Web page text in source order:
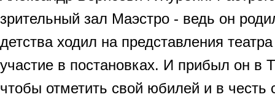
зрительный зал Маэстро - ведь он
детства ходил на представления
участие в постановках. И прибыл он в
чтобы отметить свой юбилей и в честь